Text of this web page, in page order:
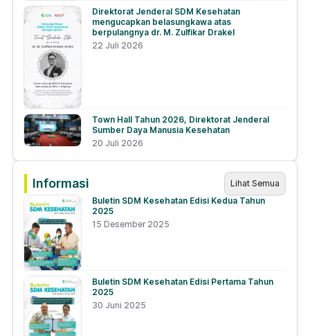
Direktorat Jenderal SDM Kesehatan
mengucapkan belasungkawa atas
berpulangnya dr. M. Zulfikar Drakel
22 Juli 2026
Town Hall Tahun 2026, Direktorat Jenderal
Sumber Daya Manusia Kesehatan
20 Juli 2026
Informasi
Lihat Semua
Buletin SDM Kesehatan Edisi Kedua Tahun
2025
15 Desember 2025
Buletin SDM Kesehatan Edisi Pertama Tahun
2025
30 Juni 2025